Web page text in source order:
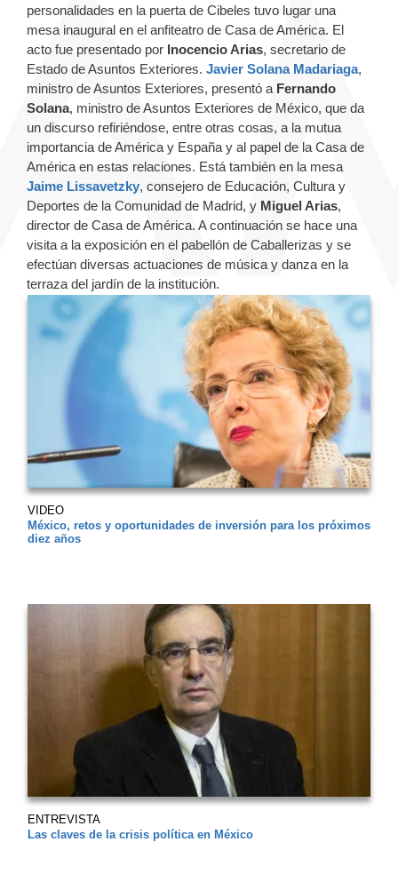
personalidades en la puerta de Cibeles tuvo lugar una
mesa inaugural en el anfiteatro de Casa de América. El
acto fue presentado por Inocencio Arias, secretario de
Estado de Asuntos Exteriores. Javier Solana Madariaga,
ministro de Asuntos Exteriores, presentó a Fernando
Solana, ministro de Asuntos Exteriores de México, que da
un discurso refiriéndose, entre otras cosas, a la mutua
importancia de América y España y al papel de la Casa de
América en estas relaciones. Está también en la mesa
Jaime Lissavetzky, consejero de Educación, Cultura y
Deportes de la Comunidad de Madrid, y Miguel Arias,
director de Casa de América. A continuación se hace una
visita a la exposición en el pabellón de Caballerizas y se
efectúan diversas actuaciones de música y danza en la
terraza del jardín de la institución.
VIDEO
México, retos y oportunidades de inversión para los próximos
diez años
ENTREVISTA
Las claves de la crisis política en México